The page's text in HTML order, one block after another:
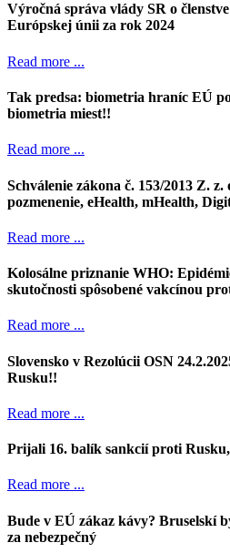
Výročná správa vlády SR o
Európskej únii za rok 2024
Read more ...
Tak predsa: biometria hraníc EÚ
biometria miest!!
Read more ...
Schválenie zákona č. 153/2013 Z.
pozmenenie, eHealth, mHealth,
Read more ...
Kolosálne priznanie WHO:
skutočnosti spôsobené vakcínou
Read more ...
Slovensko v Rezolúcii OSN
Rusku!!
Read more ...
Prijali 16. balík sankcií proti
Read more ...
Bude v EÚ zákaz kávy? Bruselskí
za nebezpečný